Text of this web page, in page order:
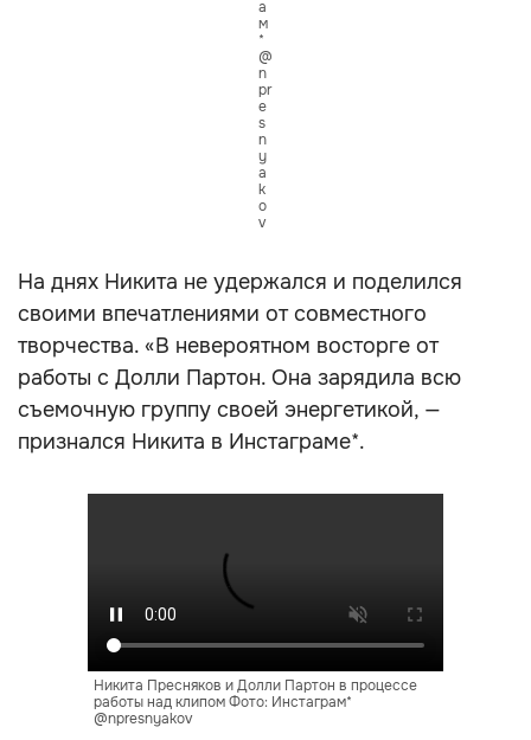
а
м
*
@
n
pr
e
s
n
y
a
k
o
v
На днях Никита не удержался и поделился
своими впечатлениями от совместного
творчества. «В невероятном восторге от
работы с Долли Партон. Она зарядила всю
съемочную группу своей энергетикой, —
признался Никита в Инстаграме*.
Никита Пресняков и Долли Партон в процессе
работы над клипом Фото: Инстаграм*
@npresnyakov